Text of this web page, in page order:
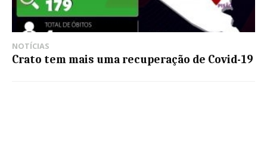
NOTÍCIAS
Crato tem mais uma recuperação de Covid-19